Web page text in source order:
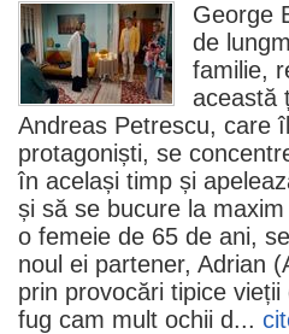
George
de
familie,
această
Andreas Petrescu, care
protagoniști, se
în același timp și
și să se bucure la
o femeie de 65 de ani,
noul ei partener, Adrian (
prin provocări tipice
fug cam mult ochii d...